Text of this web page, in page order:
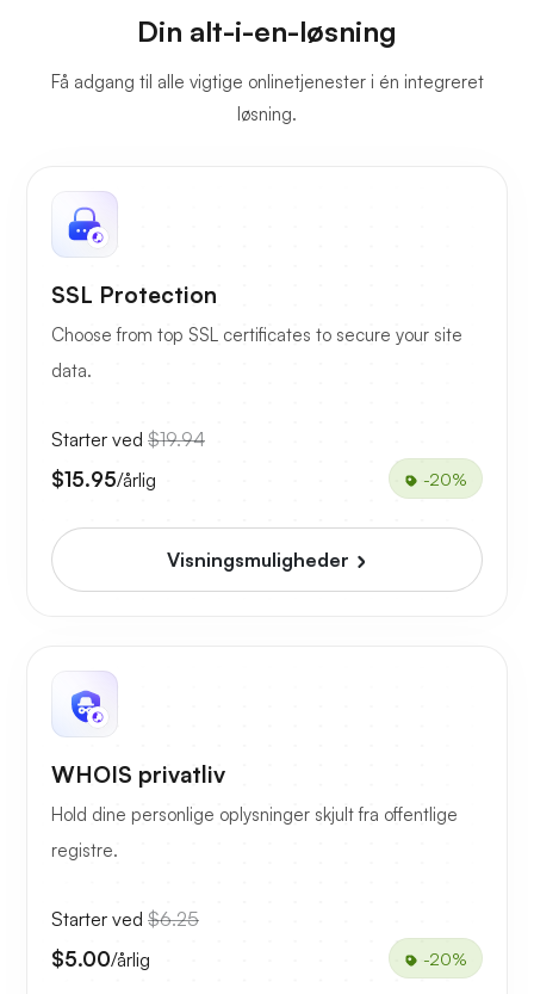
Din alt-i-en-løsning
Få adgang til alle vigtige onlinetjenester i én integreret
løsning.
SSL Protection
Choose from top SSL certificates to secure your site
data.
Starter ved $19.94
$15.95/årlig -20%
Visningsmuligheder
WHOIS privatliv
Hold dine personlige oplysninger skjult fra offentlige
registre.
Starter ved $6.25
$5.00/årlig -20%